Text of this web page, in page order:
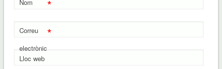
Nom *
Correu
electrònic
*
Lloc web